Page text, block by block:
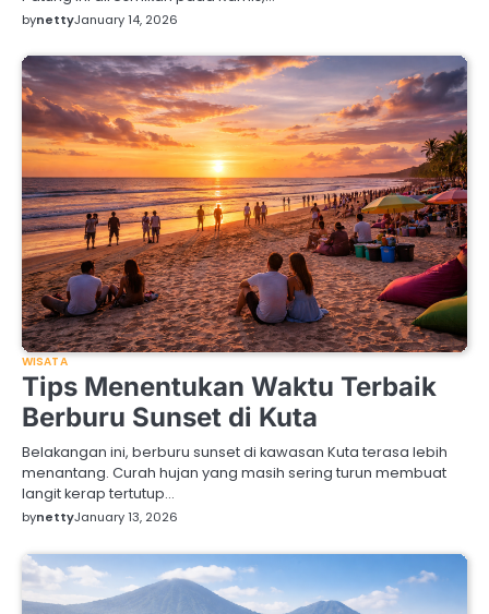
bynettyJanuary 14, 2026
WISATA
Tips Menentukan Waktu Terbaik
Berburu Sunset di Kuta
Belakangan ini, berburu sunset di kawasan Kuta terasa lebih
menantang. Curah hujan yang masih sering turun membuat
langit kerap tertutup…
bynettyJanuary 13, 2026